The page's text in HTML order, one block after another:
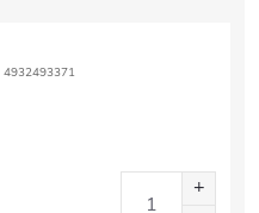
4932493371